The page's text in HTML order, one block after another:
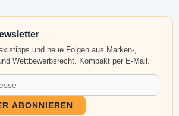
und neue Folgen aus Marken-,
Wettbewerbsrecht. Kompakt per E-Mail.
ABONNIEREN